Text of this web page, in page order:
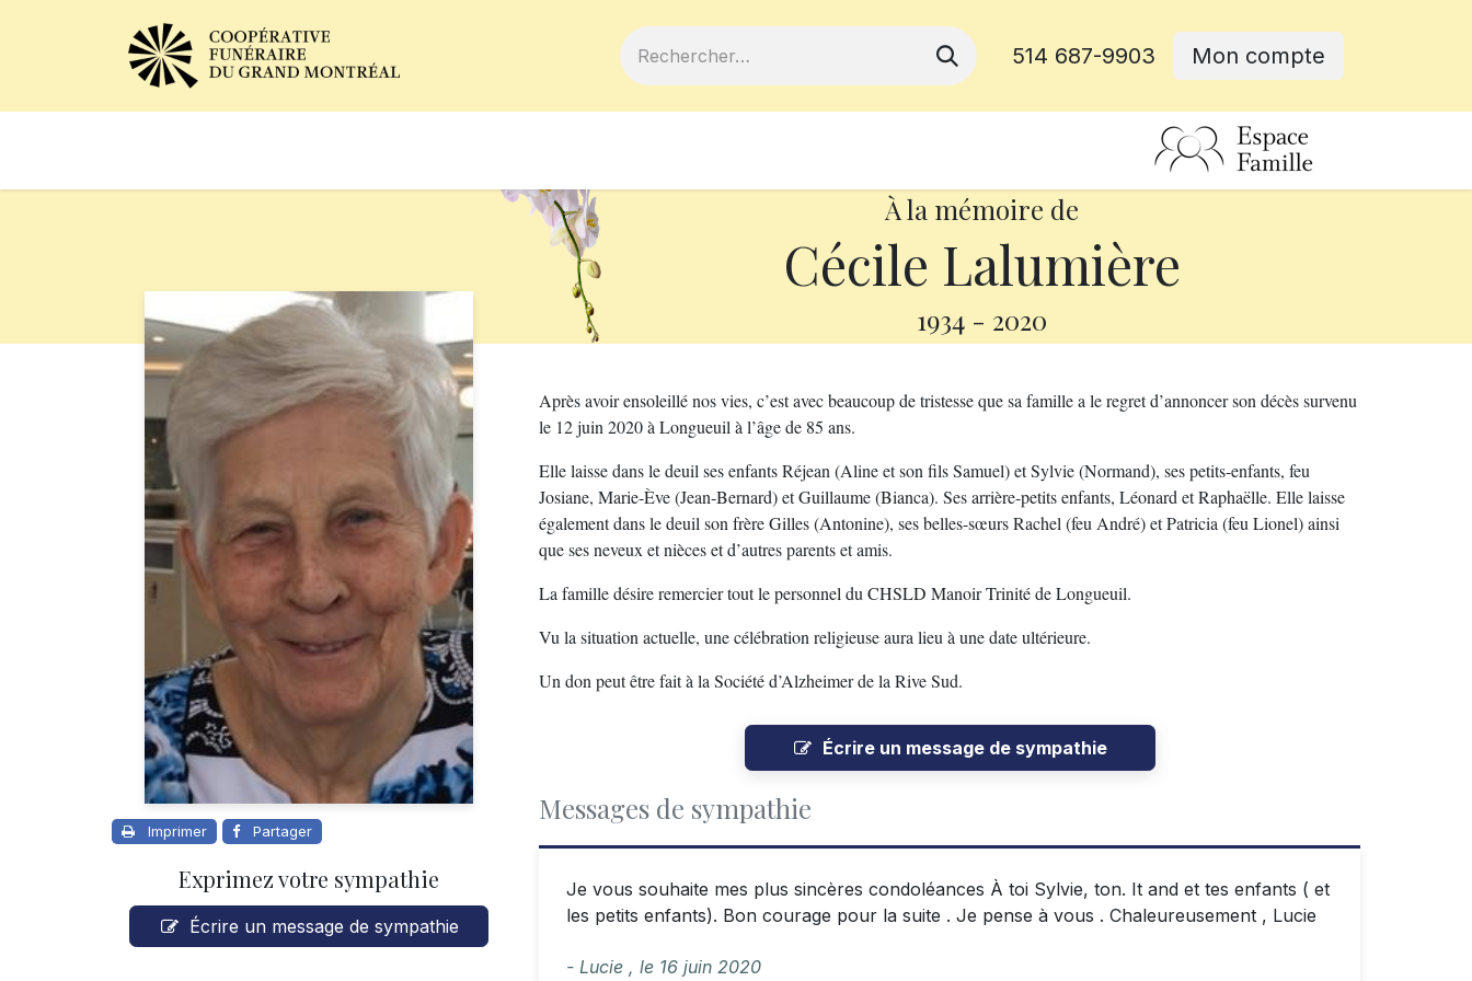
514 687-9903 Mon compte
À la mémoire de
Cécile Lalumière
1934 - 2020
Imprimer Partager
Exprimez votre sympathie
Écrire un message de sympathie
Après avoir ensoleillé nos vies, c’est avec beaucoup de tristesse que sa famille a le regret d’annoncer son décès survenu
le 12 juin 2020 à Longueuil à l’âge de 85 ans.
Elle laisse dans le deuil ses enfants Réjean (Aline et son fils Samuel) et Sylvie (Normand), ses petits-enfants, feu
Josiane, Marie-Ève (Jean-Bernard) et Guillaume (Bianca). Ses arrière-petits enfants, Léonard et Raphaëlle. Elle laisse
également dans le deuil son frère Gilles (Antonine), ses belles-sœurs Rachel (feu André) et Patricia (feu Lionel) ainsi
que ses neveux et nièces et d’autres parents et amis.
La famille désire remercier tout le personnel du CHSLD Manoir Trinité de Longueuil.
Vu la situation actuelle, une célébration religieuse aura lieu à une date ultérieure.
Un don peut être fait à la Société d’Alzheimer de la Rive Sud.
Écrire un message de sympathie
Messages de sympathie
Je vous souhaite mes plus sincères condoléances À toi Sylvie, ton. It and et tes enfants ( et
les petits enfants). Bon courage pour la suite . Je pense à vous . Chaleureusement , Lucie
- Lucie , le 16 juin 2020